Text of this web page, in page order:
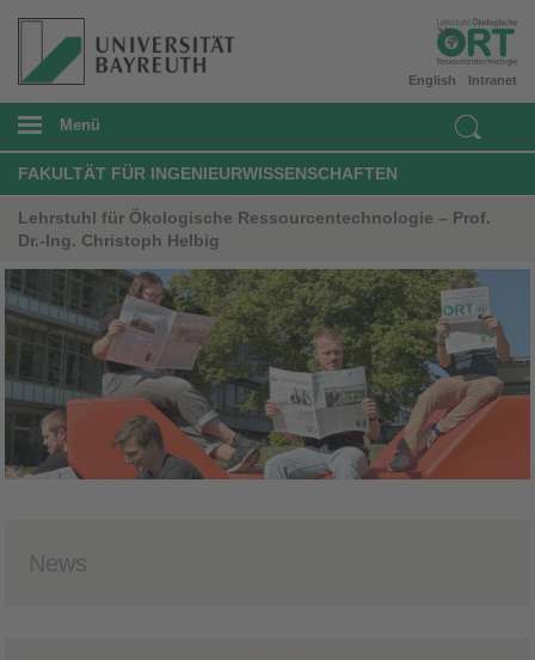
Intranet
English
Menü
FAKULTÄT FÜR INGENIEURWISSENSCHAFTEN
Lehrstuhl für Ökologische Ressourcentechnologie – Prof.
Dr.-Ing. Christoph Helbig
News